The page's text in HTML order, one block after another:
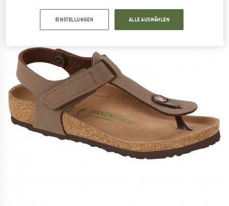
EINSTELLUNGEN ALLE AUSWÄHLEN